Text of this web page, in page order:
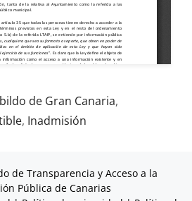
de Gran Canaria,
, Inadmisión
de Transparencia y Acceso a la
Pública de Canarias